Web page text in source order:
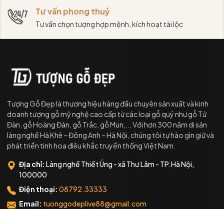
Tư vấn phong thuỷ
Tư vấn chọn tượng hợp mệnh, kích hoạt tài lộc
Tượng Gỗ Đẹp là thương hiệu hàng đầu chuyên sản xuất và kinh
doanh tượng gỗ mỹ nghệ cao cấp từ các loại gỗ quý như gỗ Tử
Đàn, gỗ Hoàng Đàn, gỗ Trắc, gỗ Mun,... Với hơn 300 năm di sản
làng nghề Hà Khê – Đông Anh – Hà Nội, chúng tôi tự hào gìn giữ và
phát triển tinh hoa điêu khắc truyền thống Việt Nam.
Địa chỉ: Làng nghề Thiết Úng - xã Thư Lâm - TP.Hà Nội,
100000
Điện thoại: 08792.33333
Email: tuonggodeplive88@gmail.com